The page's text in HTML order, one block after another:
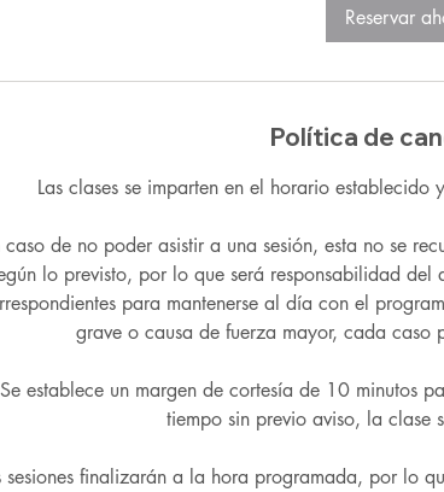
Reservar
Política de
Las clases se imparten en el horario
caso de no poder asistir a una sesión, esta no se
lo previsto, por lo que será responsabilidad
para mantenerse al día con el
grave o causa de fuerza mayor, cada caso
Se establece un margen de cortesía de 10 minutos
tiempo sin previo aviso, la clase
sesiones finalizarán a la hora programada, por lo